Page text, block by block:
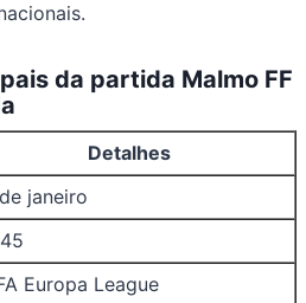
da partida Malmo FF
Detalhes
janeiro
Europa League